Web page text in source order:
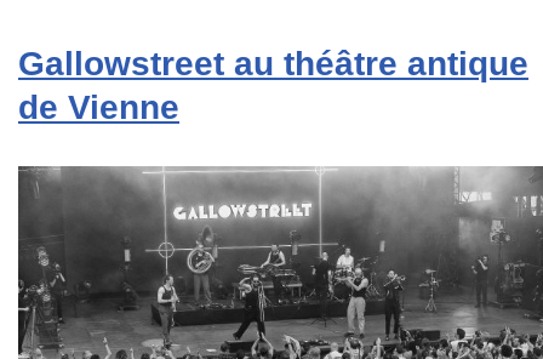
Gallowstreet au théâtre antique
de Vienne